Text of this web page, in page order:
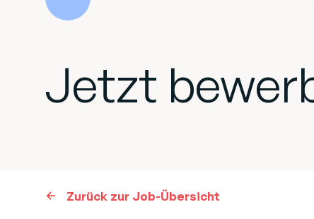
Jetzt
Zurück zur Job-Übersicht